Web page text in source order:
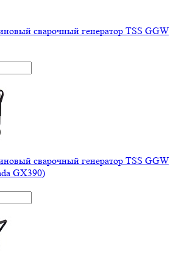
сварочный генератор TSS GGW
сварочный генератор TSS GGW
GX390)